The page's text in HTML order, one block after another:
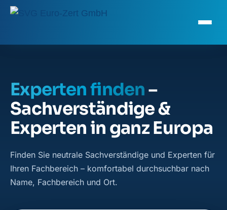
Experten finden–
Sachverständige &
Experten in ganz Europa
Finden Sie neutrale Sachverständige und Experten für
Ihren Fachbereich – komfortabel durchsuchbar nach
Name, Fachbereich und Ort.